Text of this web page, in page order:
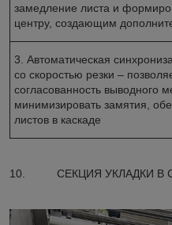
замедление листа и
центру, создающим
3. Автоматическая
со скоростью резки –
согласованность выводного
минимизировать замятия,
листов в каскаде
10. СЕКЦИЯ УКЛАДКИ В